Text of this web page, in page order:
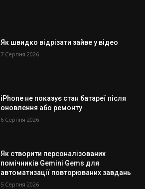
Як швидко відрізати зайве у відео
7 Серпня 2026
iPhone не показує стан батареї після
оновлення або ремонту
6 Серпня 2026
Як створити персоналізованих
помічників Gemini Gems для
автоматизації повторюваних завдань
5 Серпня 2026